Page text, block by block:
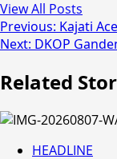
View All Posts
Post
navigation
Previous: Kajati
Next: DKOP
Related
HEADLINE